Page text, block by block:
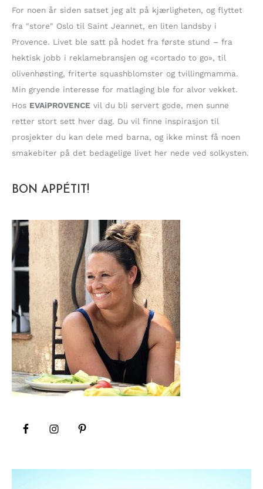
t
e
r
:
For noen år siden satset jeg alt på kjærligheten, og flyttet
fra "store" Oslo til Saint Jeannet, en liten landsby i
Provence. Livet ble satt på hodet fra første stund – fra
hektisk jobb i reklamebransjen og «cortado to go», til
olivenhøsting, friterte squashblomster og tvillingmamma.
Min gryende interesse for matlaging ble for alvor vekket.
Hos EVAiPROVENCE vil du bli servert gode, men sunne
retter stort sett hver dag. Du vil finne inspirasjon til
prosjekter du kan dele med barna, og ikke minst få noen
smakebiter på det bedagelige livet her nede ved solkysten.
BON APPÉTIT!